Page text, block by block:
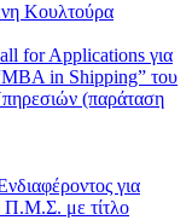
Κουλτούρα
for Applications για
in Shipping” του
(παράταση
για
Π.Μ.Σ. με τίτλο